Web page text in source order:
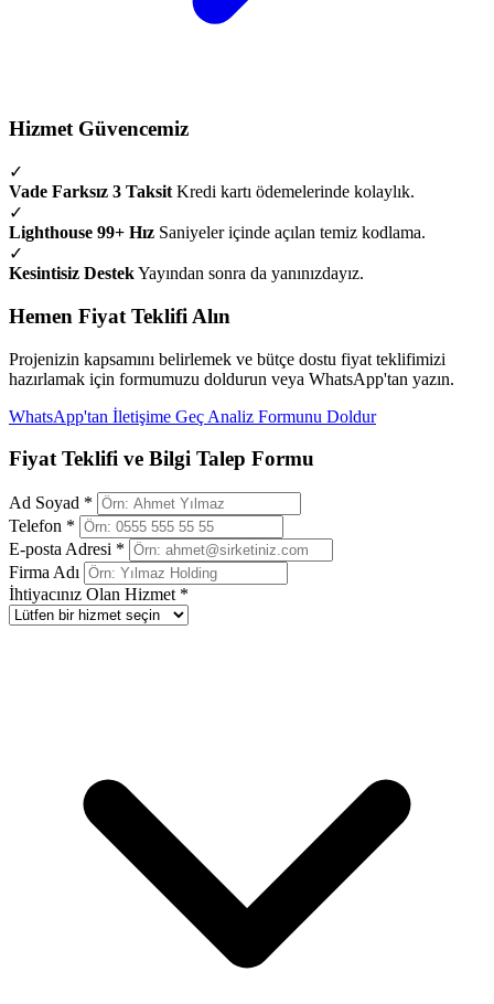
Hizmet Güvencemiz
✓
Vade Farksız 3 Taksit Kredi kartı ödemelerinde kolaylık.
✓
Lighthouse 99+ Hız Saniyeler içinde açılan temiz kodlama.
✓
Kesintisiz DestekYayından sonra da yanınızdayız.
Hemen Fiyat Teklifi Alın
Projenizin kapsamını belirlemek ve bütçe dostu fiyat teklifimizi
hazırlamak için formumuzu doldurun veya WhatsApp'tan yazın.
WhatsApp'tan İletişime Geç Analiz Formunu Doldur
Fiyat Teklifi ve Bilgi Talep Formu
Ad Soyad *
Telefon *
E-posta Adresi *
Firma Adı
İhtiyacınız Olan Hizmet *